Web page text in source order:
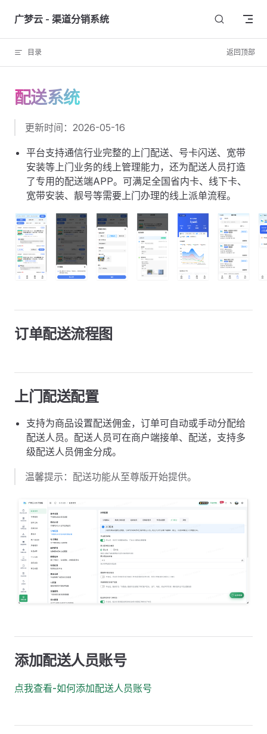
Skip to content
广梦云 - 渠道分销系统
目录 返回顶部
配送系统
更新时间：2026-05-16
平台支持通信行业完整的上门配送、号卡闪送、宽带
安装等上门业务的线上管理能力，还为配送人员打造
了专用的配送端APP。可满足全国省内卡、线下卡、
宽带安装、靓号等需要上门办理的线上派单流程。
订单配送流程图
上门配送配置
支持为商品设置配送佣金，订单可自动或手动分配给
配送人员。配送人员可在商户端接单、配送，支持多
级配送人员佣金分成。
温馨提示：配送功能从至尊版开始提供。
添加配送人员账号
点我查看-如何添加配送人员账号